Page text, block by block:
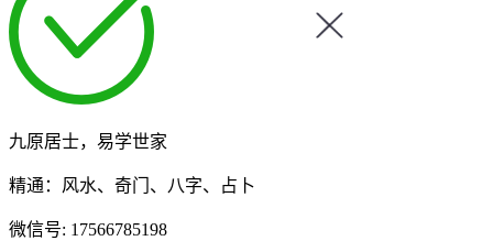
九原居士，易学世家
精通：风水、奇门、八字、占卜
微信号: 17566785198